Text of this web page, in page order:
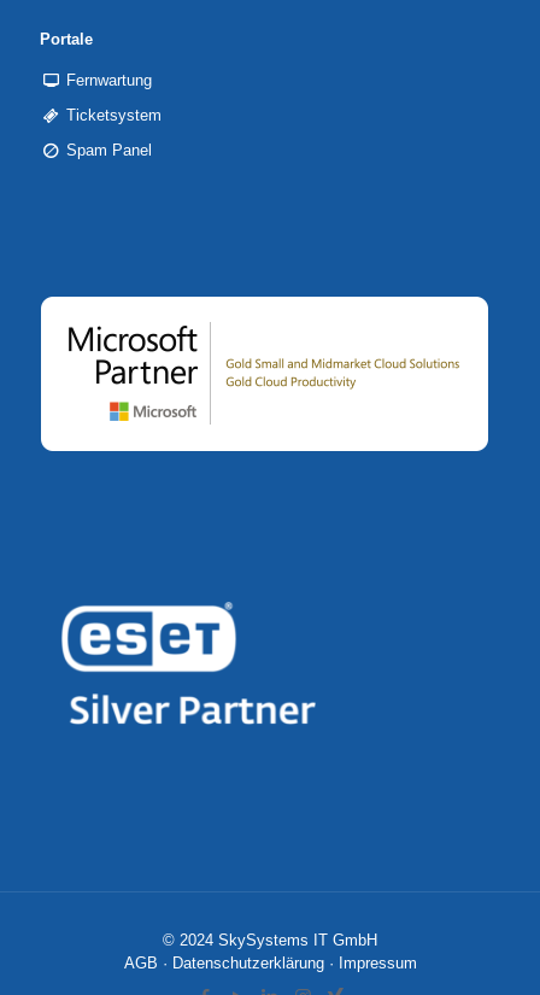
Portale
Fernwartung
Ticketsystem
Spam Panel
© 2024 SkySystems IT GmbH
AGB · Datenschutzerklärung· Impressum